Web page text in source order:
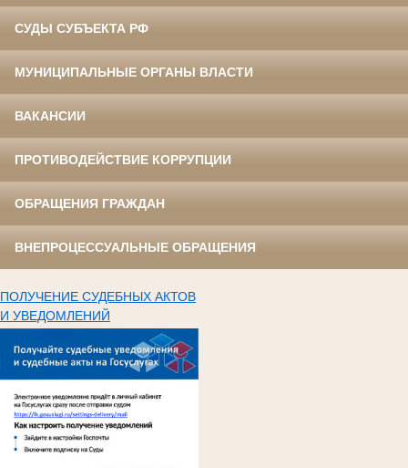
СУДЫ СУБЪЕКТА РФ
МУНИЦИПАЛЬНЫЕ ОРГАНЫ ВЛАСТИ
ВАКАНСИИ
ПРОТИВОДЕЙСТВИЕ КОРРУПЦИИ
ОБРАЩЕНИЯ ГРАЖДАН
ВНЕПРОЦЕССУАЛЬНЫЕ ОБРАЩЕНИЯ
ПОЛУЧЕНИЕ СУДЕБНЫХ АКТОВ
И УВЕДОМЛЕНИЙ